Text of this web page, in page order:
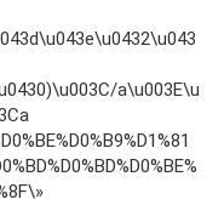
a\u003E\u